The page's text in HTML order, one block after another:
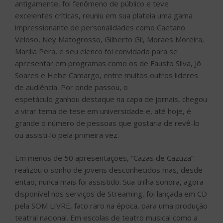
atual! Eu fui ver todos os dias no Canecão e a cada dia
era uma nova emoção. Não é uma biografia, não é um
filme, são variações sobre um mesmo tema falando das
várias facetas do Cazuza. É um musical muito bonito e
vocês não podem perder, corram para comprar os
ingressos”, declaraLucinha Araújo
, Presidente da
Sociedade Viva Cazuza e mãe do cantor.
SERVIÇO ROCK BRASIL 40 ANOS:
CCBB RJ
Local: Centro Cultural Banco do Brasil (Rua Primeiro de
Telefone: (21) 3808-2020.
Horário: Domingo a Quarta-feira (09h às 19h); Quinta-
feira a Sábado (09h às 20h)
Ingressos: Exposições e filmes – entrada franca
Peças e pocket shows – R$ 30,00 (inteira) e R$ 15,00